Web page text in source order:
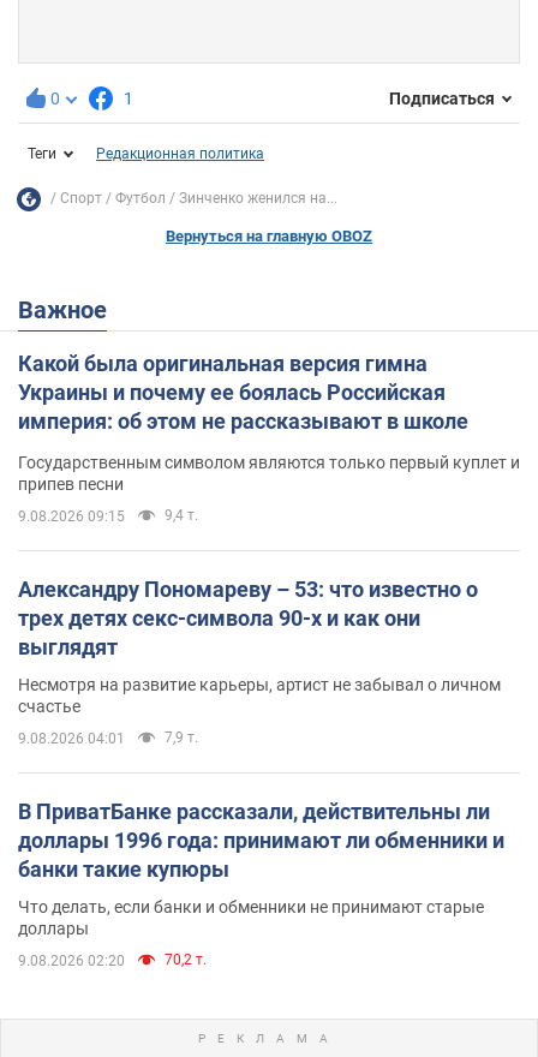
0 1 Подписаться
Теги Редакционная политика
Спорт Футбол Зинченко женился на...
Вернуться на главную OBOZ
Важное
Какой была оригинальная версия гимна
Украины и почему ее боялась Российская
империя: об этом не рассказывают в школе
Государственным символом являются только первый куплет и
припев песни
9.08.2026 09:15 9,4 т.
Александру Пономареву – 53: что известно о
трех детях секс-символа 90-х и как они
выглядят
Несмотря на развитие карьеры, артист не забывал о личном
счастье
9.08.2026 04:01 7,9 т.
В ПриватБанке рассказали, действительны ли
доллары 1996 года: принимают ли обменники и
банки такие купюры
Что делать, если банки и обменники не принимают старые
доллары
9.08.2026 02:20 70,2 т.